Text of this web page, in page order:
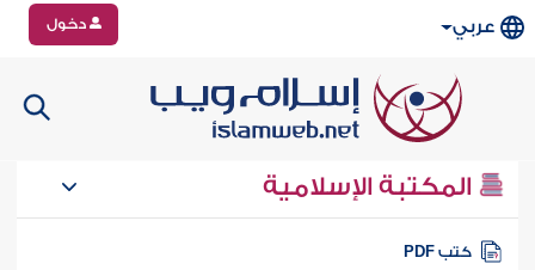
عربي دخول
المكتبة الإسلامية